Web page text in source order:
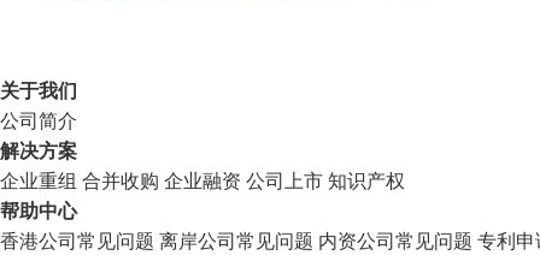
关于我们
公司简介
解决方案
企业重组 合并收购 企业融资 公司上市知识产权
帮助中心
香港公司常见问题 离岸公司常见问题 内资公司常见问题 专利